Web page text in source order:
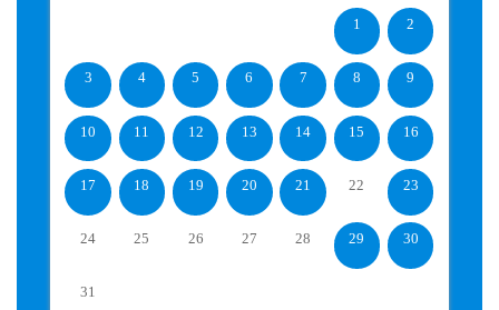
1 2
3 4 5 6 7 8 9
10 11 12 13 14 15 16
17 18 19 20 21 22 23
24 25 26 27 28 29 30
31